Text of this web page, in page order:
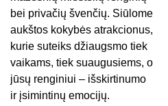
bei privačių švenčių. Siūlome
aukštos kokybės atrakcionus,
kurie suteiks džiaugsmo tiek
vaikams, tiek suaugusiems, o
jūsų renginiui – išskirtinumo
ir įsimintinų emocijų.